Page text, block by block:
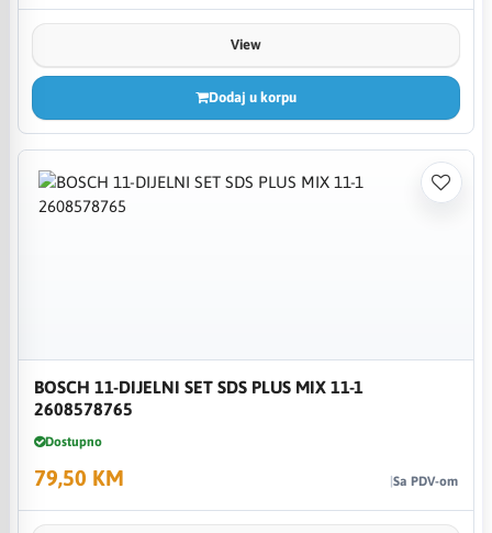
View
Dodaj u korpu
BOSCH 11-DIJELNI SET SDS PLUS MIX 11-1
2608578765
Dostupno
79,50 KM Sa PDV-om